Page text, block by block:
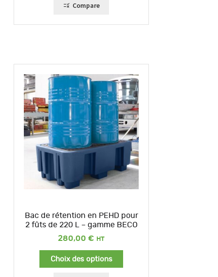
Compare
Bac de rétention en PEHD pour
2 fûts de 220 L – gamme BECO
280,00 €
Choix des options